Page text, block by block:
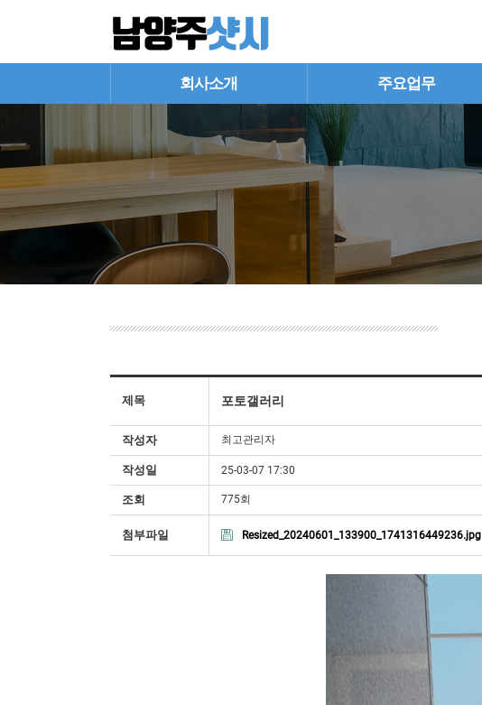
회사소개 주요업무
제목 포토갤러리
작성자 최고관리자
작성일 25-03-07 17:30
조회 775회
첨부파일 Resized_20240601_133900_1741316449236.jpg